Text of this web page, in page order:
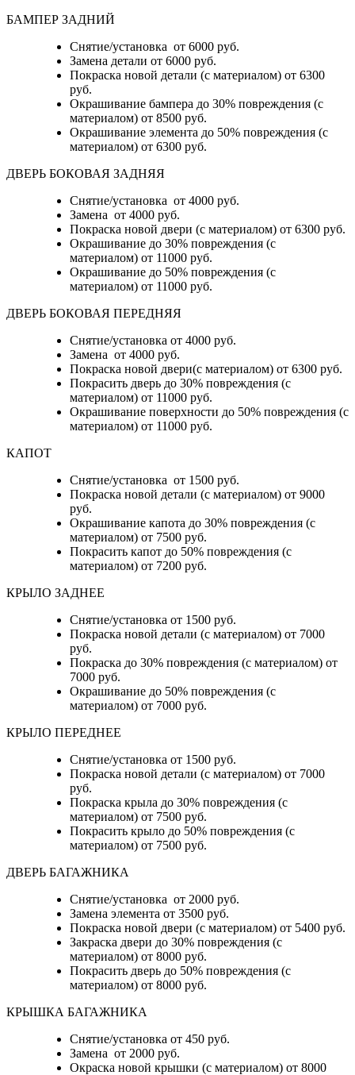
БАМПЕР ЗАДНИЙ
Снятие/установка от 6000 руб.
Замена детали от 6000 руб.
Покраска новой детали (с материалом) от 6300
руб.
Окрашивание бампера до 30% повреждения (с
материалом) от 8500 руб.
Окрашивание элемента до 50% повреждения (с
материалом) от 6300 руб.
ДВЕРЬ БОКОВАЯ ЗАДНЯЯ
Снятие/установка от 4000 руб.
Замена от 4000 руб.
Покраска новой двери (с материалом) от 6300 руб.
Окрашивание до 30% повреждения (с
материалом) от 11000 руб.
Окрашивание до 50% повреждения (с
материалом) от 11000 руб.
ДВЕРЬ БОКОВАЯ ПЕРЕДНЯЯ
Снятие/установка от 4000 руб.
Замена от 4000 руб.
Покраска новой двери(с материалом) от 6300 руб.
Покрасить дверь до 30% повреждения (с
материалом) от 11000 руб.
Окрашивание поверхности до 50% повреждения (с
материалом) от 11000 руб.
КАПОТ
Снятие/установка от 1500 руб.
Покраска новой детали (с материалом) от 9000
руб.
Окрашивание капота до 30% повреждения (с
материалом) от 7500 руб.
Покрасить капот до 50% повреждения (с
материалом) от 7200 руб.
КРЫЛО ЗАДНЕЕ
Снятие/установка от 1500 руб.
Покраска новой детали (с материалом) от 7000
руб.
Покраска до 30% повреждения (с материалом) от
7000 руб.
Окрашивание до 50% повреждения (с
материалом) от 7000 руб.
КРЫЛО ПЕРЕДНЕЕ
Снятие/установка от 1500 руб.
Покраска новой детали (с материалом) от 7000
руб.
Покраска крыла до 30% повреждения (с
материалом) от 7500 руб.
Покрасить крыло до 50% повреждения (с
материалом) от 7500 руб.
ДВЕРЬ БАГАЖНИКА
Снятие/установка от 2000 руб.
Замена элемента от 3500 руб.
Покраска новой двери (с материалом) от 5400 руб.
Закраска двери до 30% повреждения (с
материалом) от 8000 руб.
Покрасить дверь до 50% повреждения (с
материалом) от 8000 руб.
КРЫШКА БАГАЖНИКА
Снятие/установка от 450 руб.
Замена от 2000 руб.
Окраска новой крышки (с материалом) от 8000